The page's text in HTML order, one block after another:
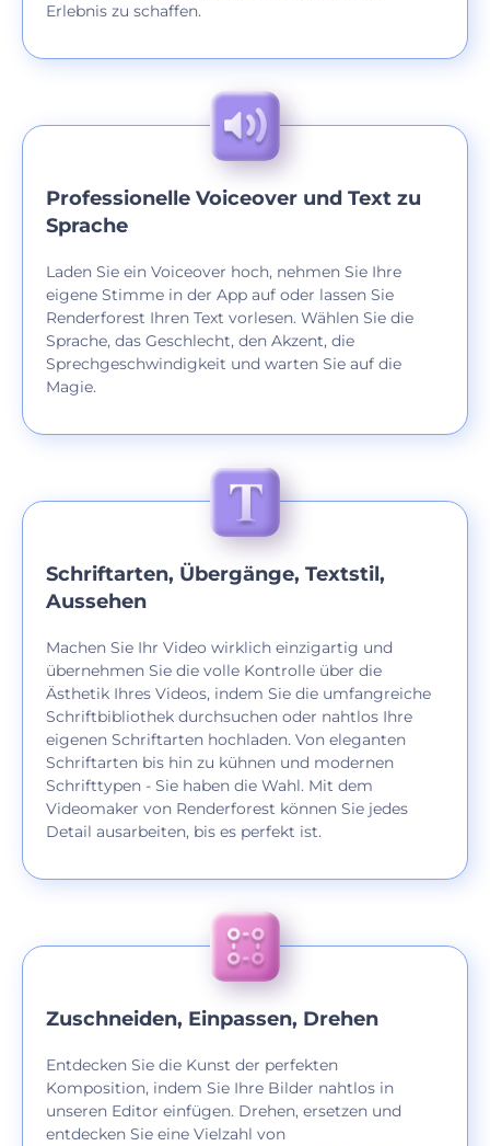
Erlebnis zu schaffen.
Professionelle Voiceover und Text zu
Sprache
Laden Sie ein Voiceover hoch, nehmen Sie Ihre
eigene Stimme in der App auf oder lassen Sie
Renderforest Ihren Text vorlesen. Wählen Sie die
Sprache, das Geschlecht, den Akzent, die
Sprechgeschwindigkeit und warten Sie auf die
Magie.
Schriftarten, Übergänge, Textstil,
Aussehen
Machen Sie Ihr Video wirklich einzigartig und
übernehmen Sie die volle Kontrolle über die
Ästhetik Ihres Videos, indem Sie die umfangreiche
Schriftbibliothek durchsuchen oder nahtlos Ihre
eigenen Schriftarten hochladen. Von eleganten
Schriftarten bis hin zu kühnen und modernen
Schrifttypen - Sie haben die Wahl. Mit dem
Videomaker von Renderforest können Sie jedes
Detail ausarbeiten, bis es perfekt ist.
Zuschneiden, Einpassen, Drehen
Entdecken Sie die Kunst der perfekten
Komposition, indem Sie Ihre Bilder nahtlos in
unseren Editor einfügen. Drehen, ersetzen und
entdecken Sie eine Vielzahl von